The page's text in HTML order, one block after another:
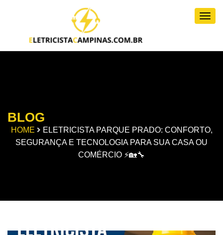
BLOG
HOME
ELETRICISTA PARQUE PRADO: CONFORTO,
SEGURANÇA E TECNOLOGIA PARA SUA CASA OU
COMÉRCIO ⚡🏡🔧